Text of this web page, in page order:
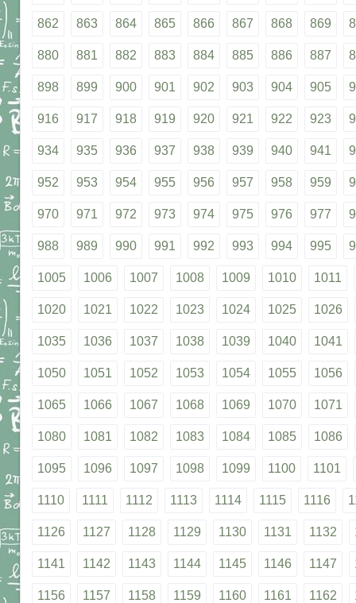
862 863 864 865 866 867 868 869
880 881 882 883 884 885 886 887
898 899 900 901 902 903 904 905
916 917 918 919 920 921 922 923
934 935 936 937 938 939 940 941
952 953 954 955 956 957 958 959
970 971 972 973 974 975 976 977
988 989 990 991 992 993 994 995
1005 1006 1007 1008 1009 1010 1011
1020 1021 1022 1023 1024 1025 1026
1035 1036 1037 1038 1039 1040 1041
1050 1051 1052 1053 1054 1055 1056
1065 1066 1067 1068 1069 1070 1071
1080 1081 1082 1083 1084 1085 1086
1095 1096 1097 1098 1099 1100 1101
1110 1111 1112 1113 1114 1115 1116
1126 1127 1128 1129 1130 1131 1132
1141 1142 1143 1144 1145 1146 1147
1156 1157 1158 1159 1160 1161 1162